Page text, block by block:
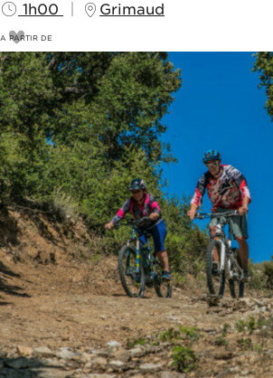
1h00
Grimaud
A PARTIR DE
10€
20€